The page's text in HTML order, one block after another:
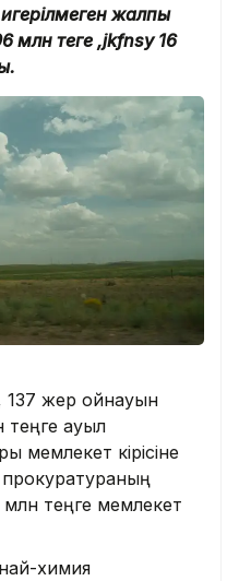
жалпы
млн теңге ,jkfnsy 16
жер қойнауын
ауыл
кірісіне
млн теңге мемлекет
химия